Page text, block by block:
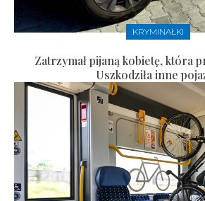
KRYMINAŁKI
Zatrzymał pijaną kobietę, która
Uszkodziła inne